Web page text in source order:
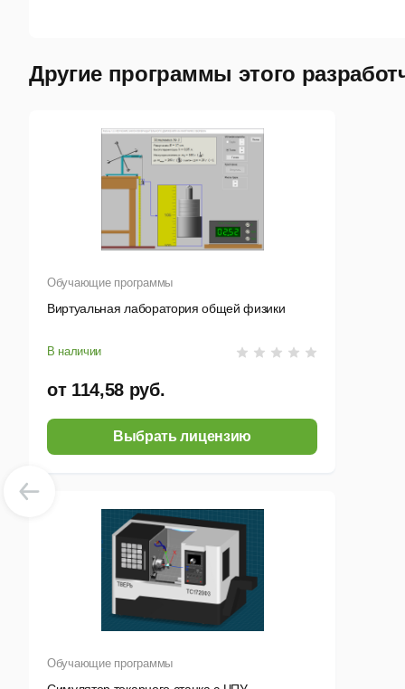
Другие программы этого
Обучающие программы
Виртуальная лаборатория общей физики
В наличии
от 114,58 руб.
Выбрать лицензию
Обучающие программы